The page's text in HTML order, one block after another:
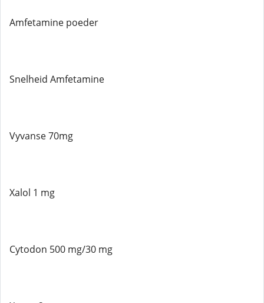
Amfetamine poeder
Snelheid Amfetamine
Vyvanse 70mg
Xalol 1 mg
Cytodon 500 mg/30 mg